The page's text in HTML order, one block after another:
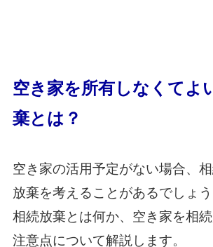
空き家を所有しなくてよ
棄とは？
空き家の活用予定がない場合、
放棄を考えることがあるでしょう
相続放棄とは何か、空き家を相
注意点について解説します。